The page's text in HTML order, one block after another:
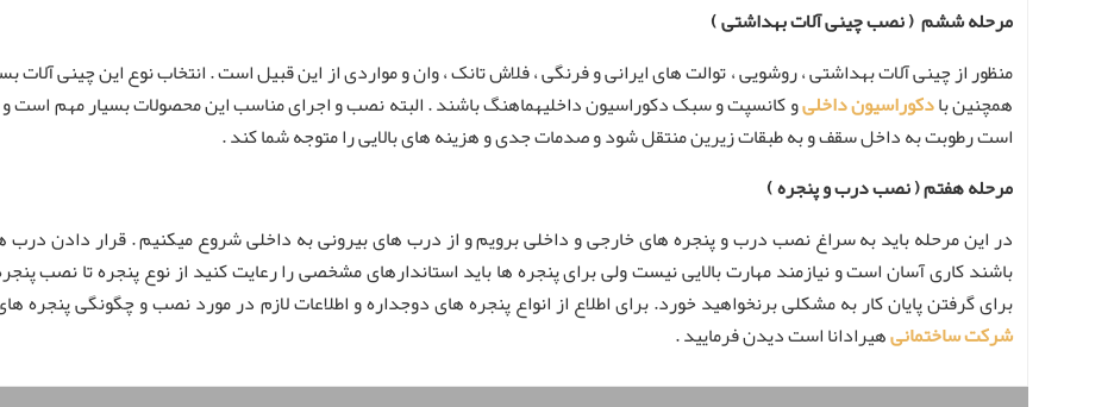
مرحله ششم ( نصب چینی آلات بهداشتی )
منظور از چینی آلات بهداشتی ، روشویی ، توالت های ایرانی و فرنگی ، فلاش تانک ، وان و مواردی از این قبیل است . انتخاب نوع این چینی
همچنین بادکوراسیون داخلیو کانسپت و سبک دکوراسیون داخلیهماهنگ باشند . البته نصب و اجرای مناسب این محصولات بسیار مهم
است رطوبت به داخل سقف و به طبقات زیرین منتقل شود و صدمات جدی و هزینه های بالایی را متوجه شما کند .
مرحله هفتم ( نصب درب و پنجره )
در این مرحله باید به سراغ نصب درب و پنجره های خارجی و داخلی برویم و از درب های بیرونی به داخلی شروع میکنیم . قرار دادن
باشند کاری آسان است و نیازمند مهارت بالایی نیست ولی برای پنجره ها باید استاندارهای مشخصی را رعایت کنید از نوع پنجره تا نصب
برای گرفتن پایان کار به مشکلی برنخواهید خورد. برای اطلاع از انواع پنجره های دوجداره و اطلاعات لازم در مورد نصب و چگونگی
شرکت ساختمانیهیرادانا است دیدن فرمایید .